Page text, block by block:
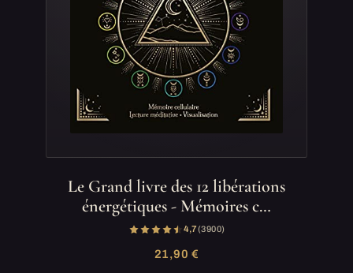
Le Grand livre des 12 libérations
énergétiques - Mémoires c…
4,7(3 900)
21,90 €